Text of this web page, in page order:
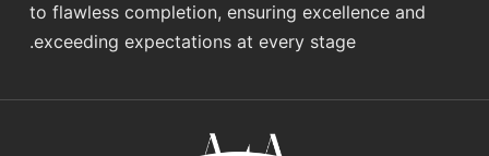
to flawless completion, ensuring excellence and
exceeding expectations at every stage.